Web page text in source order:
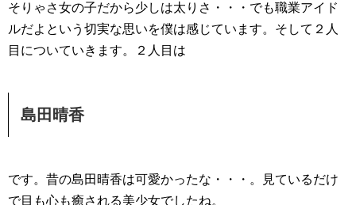
そりゃさ女の子だから少しは太りさ・・・でも職業アイド
ルだよという切実な思いを僕は感じています。そして２人
目についていきます。２人目は
島田晴香
です。昔の島田晴香は可愛かったな・・・。見ているだけ
で目も心も癒される美少女でしたね。